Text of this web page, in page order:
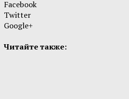
Facebook
Twitter
Google+
Читайте также: